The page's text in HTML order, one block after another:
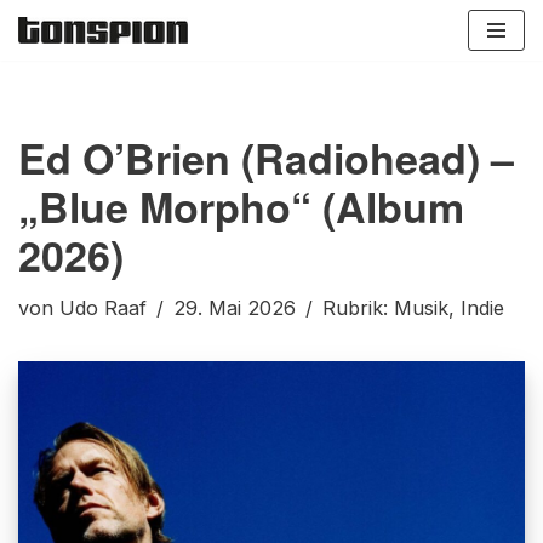
Ed O’Brien (Radiohead) –
„Blue Morpho“ (Album
2026)
von Udo Raaf 29. Mai 2026 Rubrik: Musik, Indie